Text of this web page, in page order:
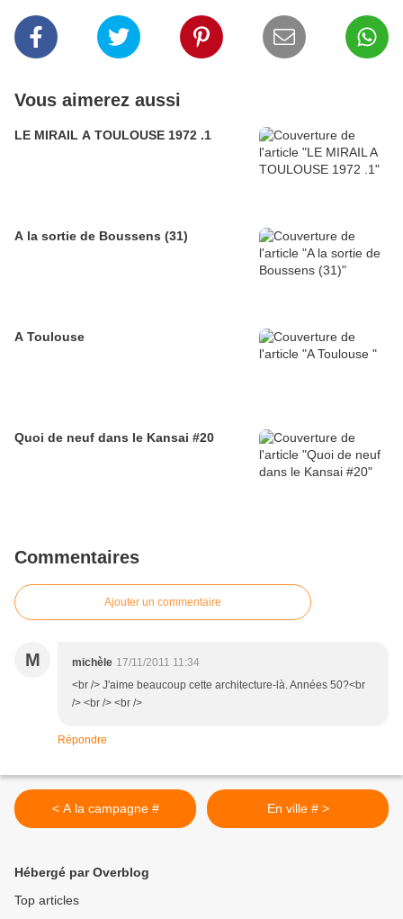
Vous aimerez aussi
LE MIRAIL A TOULOUSE 1972 .1
A la sortie de Boussens (31)
A Toulouse
Quoi de neuf dans le Kansai #20
Commentaires
Ajouter un commentaire
M michèle 17/11/2011 11:34
<br /> J'aime beaucoup cette architecture-là. Années 50?<br
/> <br /> <br />
Répondre
< A la campagne # En ville # >
Hébergé par Overblog
Top articles